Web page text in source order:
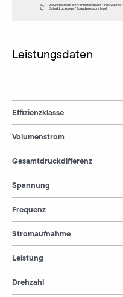
Leistungsdaten
Effizienzklasse
Volumenstrom
Gesamtdruckdifferenz
Spannung
Frequenz
Stromaufnahme
Leistung
Drehzahl